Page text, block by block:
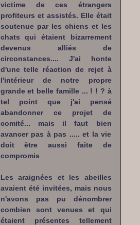
victime de ces étrangers
profiteurs et assistés. Elle était
soutenue par les chiens et les
chats qui étaient bizarrement
devenus alliés de
circonstances.... J'ai honte
d'une telle réaction de rejet à
l'intérieur de notre propre
grande et belle famille ... ! ! ? à
tel point que j'ai pensé
abandonner ce projet de
comité... mais il faut bien
avancer pas à pas ..... et la vie
doit être aussi faite de
compromis
Les araignées et les abeilles
avaient été invitées, mais nous
n'avons pas pu dénombrer
combien sont venues et qui
étaient présentes tellement